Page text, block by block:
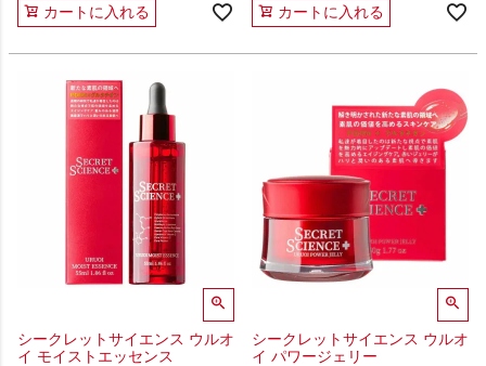
カートに入れる カートに入れる
シークレットサイエンス ウルオ
イ モイストエッセンス
シークレットサイエンス ウルオ
イ パワージェリー